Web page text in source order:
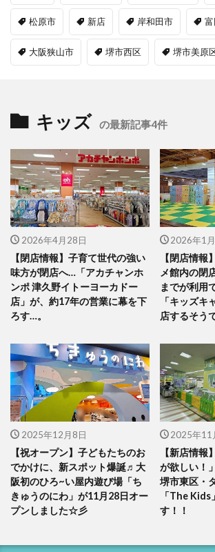
松原市 新店 岸和田市
大阪狭山市 堺市西区 堺市美原
キッズ の最新記事4件
2026年4月28日
【閉店情報】子育て世代の強い
味方が閉店へ…「アカチャンホ
ンポ 津久野イトーヨーカドー
店」が、約17年の営業に幕を下
ろす…。
2026年1
【閉店情報
メ館内の閉
までが利用
「キッズキ
店するそう
2025年12月8日
【祝オープン】子どもたちのお
でかけに、新スポット爆誕♬大
阪初のひろ~い屋内遊び場「ち
きゅうのにわ」が11月28日オー
プンしました☆彡
2025年11
【新店情報
が欲しい！
堺市東区・
「The
す！！